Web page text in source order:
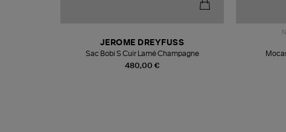
480,00 €
JEROME DREYFUSS
Sac Bobi S Cuir Lamé Champagne